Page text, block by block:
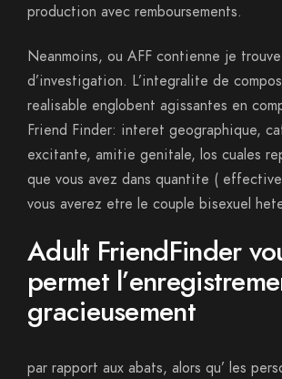
production avec remboursements.
Neanmoins, ou AFF contienne je
d’investigation. L’integralite de
realisable englobent agissantes en
Friend Finder: interet geographique,
excitante, amitie genitale, los cuales
que vous avez dans quantite (
vous averez etre le couple bisexuel
Adult FriendFinder
permet
gracieusement
par rapport aux abats, alors qu’ les